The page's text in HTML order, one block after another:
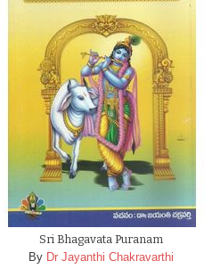
Sri Bhagavata Puranam
By Dr Jayanthi Chakravarthi